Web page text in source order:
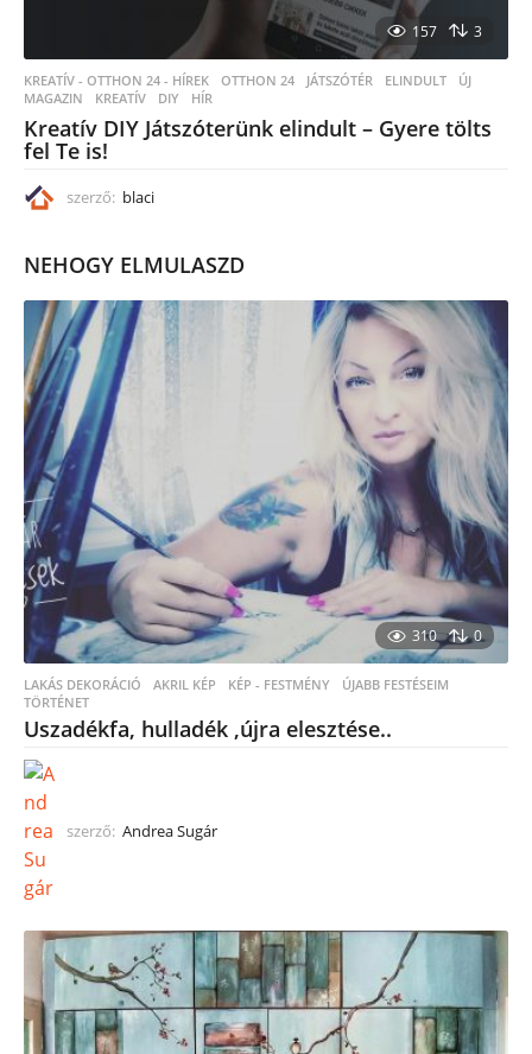
157 3
KREATÍV - OTTHON 24 - HÍREK OTTHON 24 ,JÁTSZÓTÉR ,ELINDULT ,ÚJ
MAGAZIN
,KREATÍV ,DIY ,HÍR
Kreatív DIY Játszóterünk elindult – Gyere tölts
fel Te is!
szerző: blaci
NEHOGY ELMULASZD
310 0
LAKÁS DEKORÁCIÓ ,AKRIL KÉP ,KÉP - FESTMÉNY ÚJABB FESTÉSEIM
TÖRTÉNET
Uszadékfa, hulladék ,újra elesztése..
szerző: Andrea Sugár